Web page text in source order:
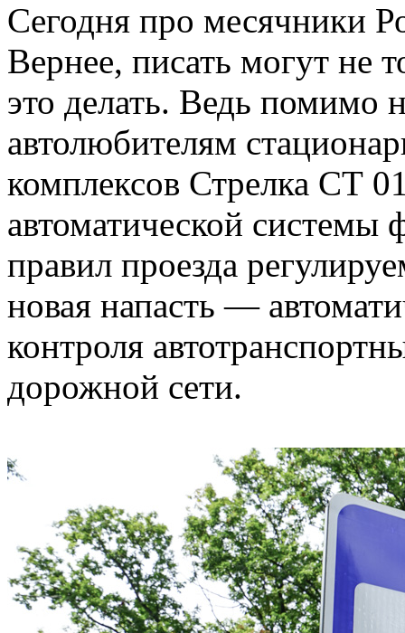
Сегодня про месячники
Вернее, писать могут не
это делать. Ведь помимо
автолюбителям
комплексов Стрелка СТ
автоматической
правил проезда
новая напасть —
контроля
дорожной сети.